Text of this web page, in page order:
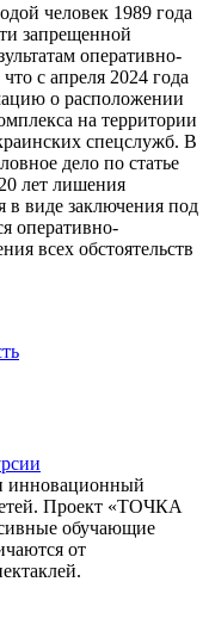
человек 1989 года
запрещенной
оперативно-
с апреля 2024 года
о расположении
на территории
спецслужб. В
дело по статье
лет лишения
в виде заключения под
оперативно-
всех обстоятельств
инновационный
Проект «ТОЧКА
обучающие
от